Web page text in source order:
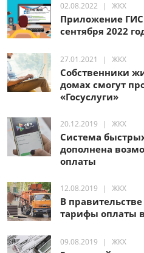
02.08.2022 ЖКХ
Приложение ГИС
сентября 2022
27.01.2021 ЖКХ
Собственники
домах смогут
«Госуслуги»
20.12.2019 ЖКХ
Система
дополнена
оплаты
12.08.2019 ЖКХ
В
тарифы оплаты
09.08.2019 ЖКХ